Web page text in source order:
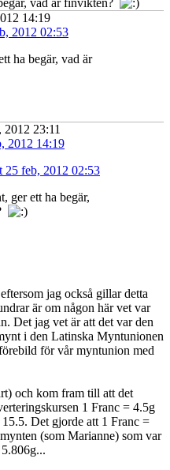
14:19
2012 02:53
ha begär, vad är
23:11
2012 14:19
25 feb, 2012 02:53
ger ett ha begär,
jag också gillar detta
är om någon här vet var
Det jag vet är att det var den
i den Latinska Myntunionen
för vår myntunion med
och kom fram till att det
1 Franc = 4.5g
Det gjorde att 1 Franc =
(som Marianne) som var